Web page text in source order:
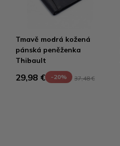
Tmavě modrá kožená
pánská peněženka
Thibault
29,98 € -20% 37,48 €